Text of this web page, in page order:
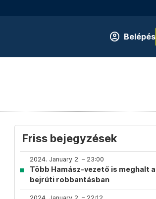
Belépés
Friss bejegyzések
2024. January 2. – 23:00
Több Hamász-vezető is meghalt a
bejrúti robbantásban